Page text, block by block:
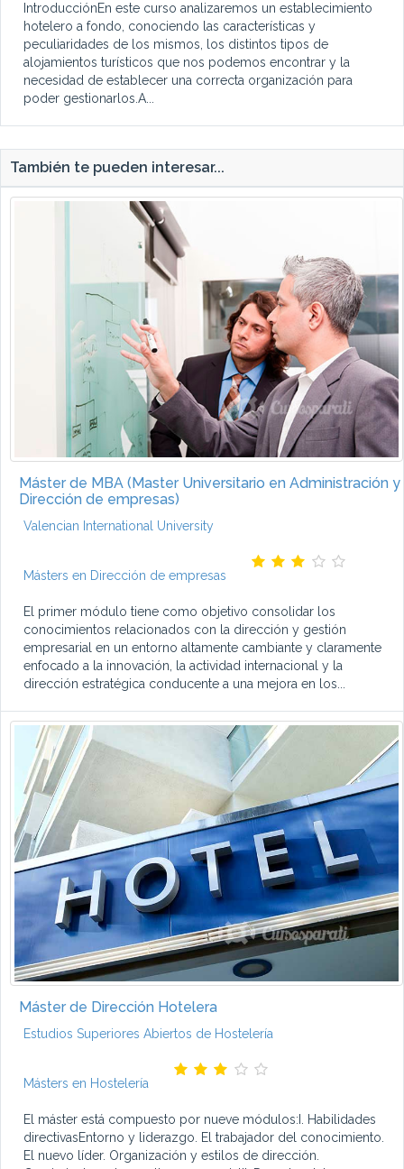
IntroducciónEn este curso analizaremos un establecimiento
hotelero a fondo, conociendo las características y
peculiaridades de los mismos, los distintos tipos de
alojamientos turísticos que nos podemos encontrar y la
necesidad de establecer una correcta organización para
poder gestionarlos.A...
También te pueden interesar...
Máster de MBA (Master Universitario en Administración y
Dirección de empresas)
Valencian International University
Másters en Dirección de empresas
El primer módulo tiene como objetivo consolidar los
conocimientos relacionados con la dirección y gestión
empresarial en un entorno altamente cambiante y claramente
enfocado a la innovación, la actividad internacional y la
dirección estratégica conducente a una mejora en los...
Máster de Dirección Hotelera
Estudios Superiores Abiertos de Hostelería
Másters en Hostelería
El máster está compuesto por nueve módulos:I. Habilidades
directivasEntorno y liderazgo. El trabajador del conocimiento.
El nuevo líder. Organización y estilos de dirección.